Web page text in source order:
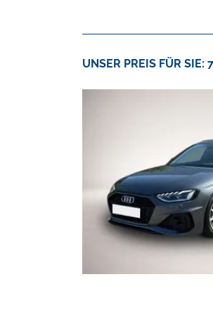
UNSER PREIS FÜR SIE: